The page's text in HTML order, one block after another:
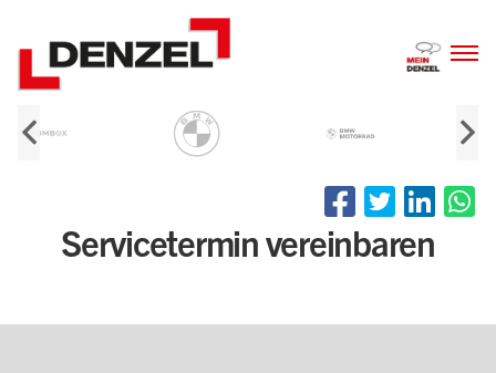
Inhalt
Servicetermin vereinbaren